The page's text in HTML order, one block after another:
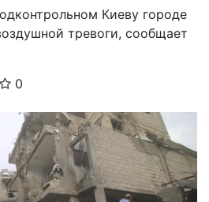
Киеву городе
тревоги, сообщает
0